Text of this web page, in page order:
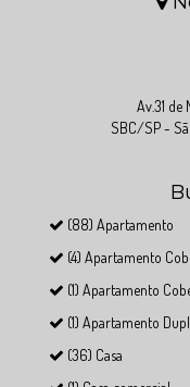
Av.31
SBC/SP -
(88) Apartamento
(4) Apartamento
(1) Apartamento
(1) Apartamento
(36) Casa